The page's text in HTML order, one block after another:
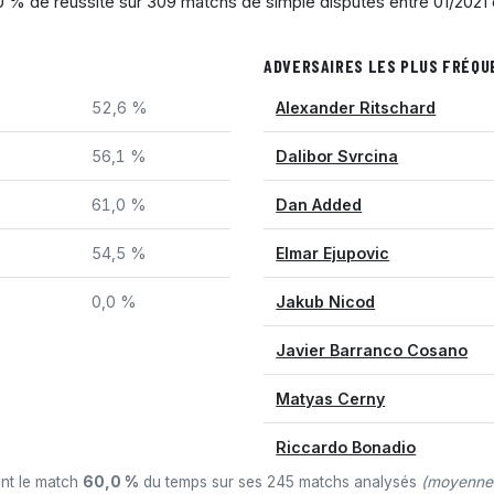
52,6 %
56,1 %
61,0 %
54,5 %
0,0 %
ADVERSAIRES LES PLUS
Alexander Ritschard
Dalibor Svrcina
Dan Added
Elmar Ejupovic
Jakub Nicod
Javier Barranco Cosano
Matyas Cerny
Riccardo Bonadio
le match 60,0 % du temps sur ses 245 matchs analysés